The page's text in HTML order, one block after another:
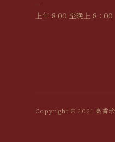
上午 8:00 至晚上 8：00
Copyright © 2021 高香